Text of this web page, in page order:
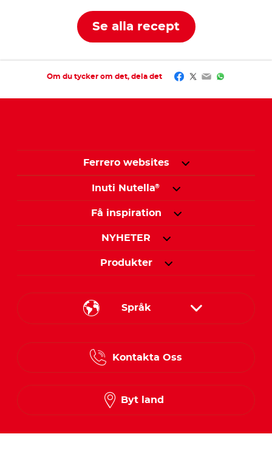
Se alla recept
Om du tycker om det, dela det Facebook
Twitter
EmailWhatsApp
Ferrero websites
Inuti Nutella®
Få inspiration
NYHETER
Produkter
Språk
Norwegian
Kontakta Oss
Byt land